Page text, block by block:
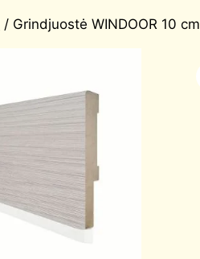
/ Grindjuostė WINDOOR 10